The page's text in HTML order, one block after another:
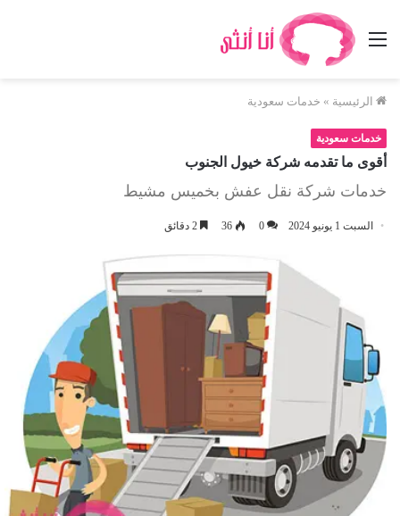
القائمة
الرئيسية » خدمات سعودية
خدمات سعودية
أقوى ما تقدمه شركة خيول الجنوب
خدمات شركة نقل عفش بخميس مشيط
السبت 1 يونيو 2024 0
36